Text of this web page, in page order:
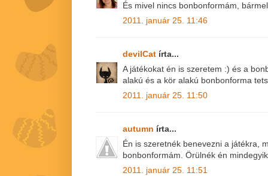
És mivel nincs bonbonformám,
2011. január 25. 11:46
devilCat írta...
A játékokat én is szeretem :) és a
alakú és a kör alakú bonbonforma
2011. január 25. 11:50
autumn írta...
Én is szeretnék benevezni a játékra,
bonbonformám. Örülnék én
2011. január 25. 11:51